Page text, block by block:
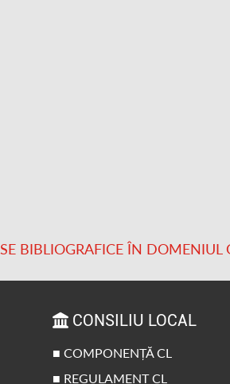
BIBLIOGRAFICE ÎN DOMENIUL
CONSILIU LOCAL
■ COMPONENȚĂ CL
■ REGULAMENT CL